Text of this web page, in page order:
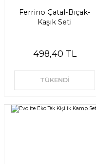
Ferrino Çatal-Bıçak-
Kaşık Seti
498,40 TL
TÜKENDİ